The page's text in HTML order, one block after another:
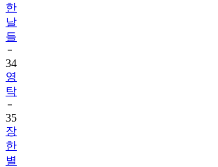
한
날
들
34
영
탁
35
장
한
별